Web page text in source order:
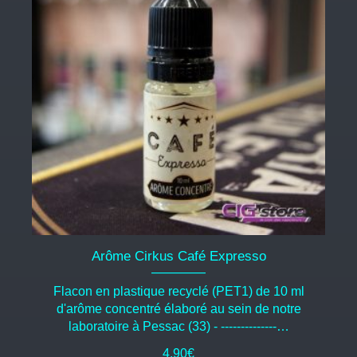
Arôme Cirkus Café Expresso
Flacon en plastique recyclé (PET1) de 10 ml
d'arôme concentré élaboré au sein de notre
laboratoire à Pessac (33) - --------------…
4,90€